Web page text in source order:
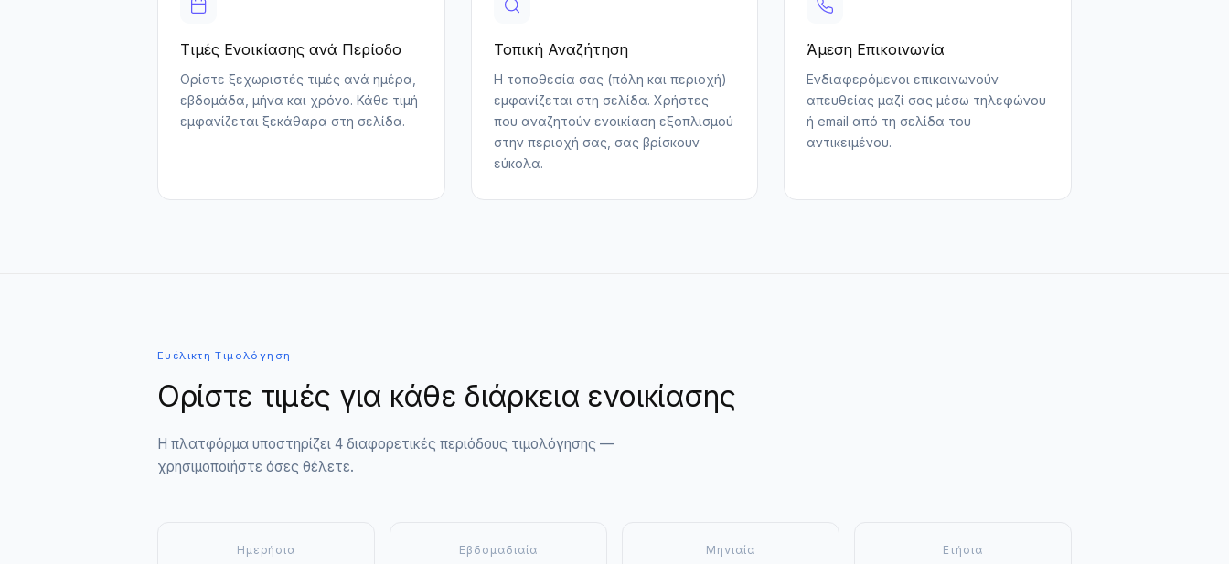
Τιμές Ενοικίασης ανά Περίοδο
Ορίστε ξεχωριστές τιμές ανά ημέρα,
εβδομάδα, μήνα και χρόνο. Κάθε τιμή
εμφανίζεται ξεκάθαρα στη σελίδα.
Τοπική Αναζήτηση
Η τοποθεσία σας (πόλη και περιοχή)
εμφανίζεται στη σελίδα. Χρήστες
που αναζητούν ενοικίαση εξοπλισμού
στην περιοχή σας, σας βρίσκουν
εύκολα.
Άμεση Επικοινωνία
Ενδιαφερόμενοι επικοινωνούν
απευθείας μαζί σας μέσω τηλεφώνου
ή email από τη σελίδα του
αντικειμένου.
Ευέλικτη Τιμολόγηση
Ορίστε τιμές για κάθε διάρκεια ενοικίασης
Η πλατφόρμα υποστηρίζει 4 διαφορετικές περιόδους τιμολόγησης —
χρησιμοποιήστε όσες θέλετε.
Ημερήσια Εβδομαδιαία Μηνιαία Ετήσια